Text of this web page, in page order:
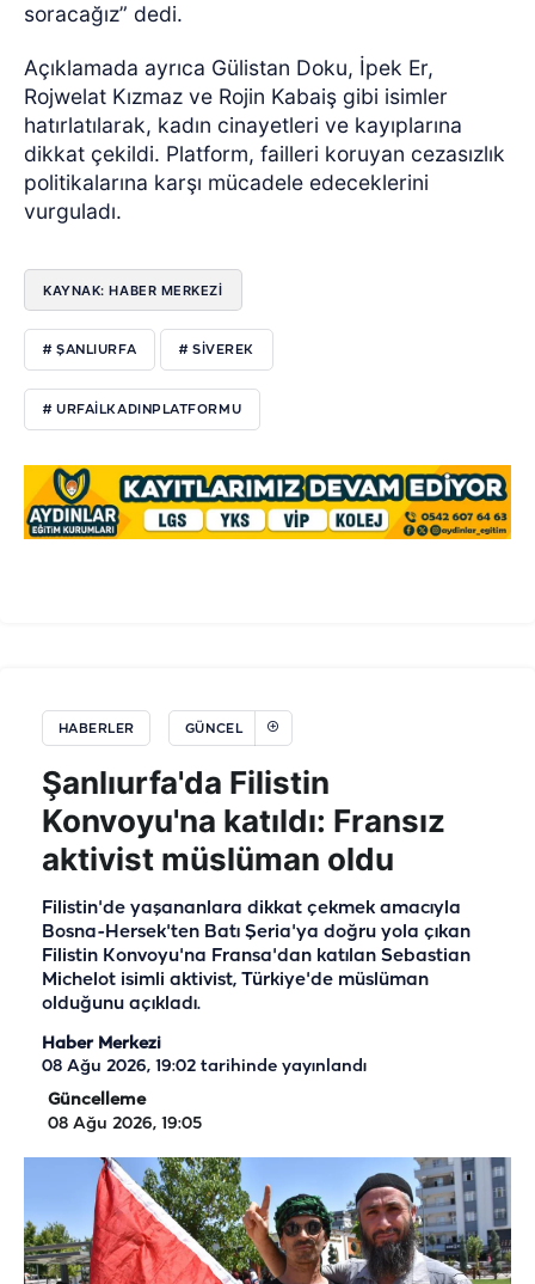
soracağız” dedi.
Açıklamada ayrıca Gülistan Doku, İpek Er,
Rojwelat Kızmaz ve Rojin Kabaiş gibi isimler
hatırlatılarak, kadın cinayetleri ve kayıplarına
dikkat çekildi. Platform, failleri koruyan cezasızlık
politikalarına karşı mücadele edeceklerini
vurguladı.
KAYNAK: HABER MERKEZI
# ŞANLIURFA # SIVEREK
# URFAILKADINPLATFORMU
HABERLER GÜNCEL
Şanlıurfa'da Filistin
Konvoyu'na katıldı: Fransız
aktivist müslüman oldu
Filistin'de yaşananlara dikkat çekmek amacıyla
Bosna-Hersek'ten Batı Şeria'ya doğru yola çıkan
Filistin Konvoyu'na Fransa'dan katılan Sebastian
Michelot isimli aktivist, Türkiye'de müslüman
olduğunu açıkladı.
Haber Merkezi
08 Ağu 2026, 19:02 tarihinde yayınlandı
Güncelleme
08 Ağu 2026, 19:05